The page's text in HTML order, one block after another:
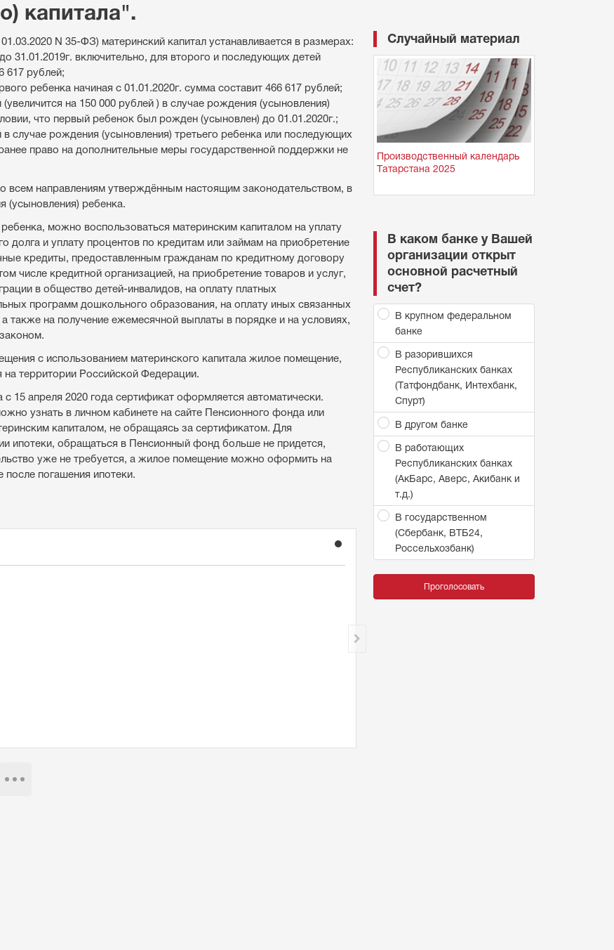
капитала".
N 35-ФЗ) материнский капитал устанавливается в размерах:
31.01.2019г. включительно, для второго и последующих детей
617 рублей;
ребенка начиная с 01.01.2020г. сумма составит 466 617 рублей;
на 150 000 рублей ) в случае рождения (усыновления)
что первый ребенок был рожден (усыновлен) до 01.01.2020г.;
в случае рождения (усыновления) третьего ребенка или последующих
право на дополнительные меры государственной поддержки не
всем направлениям утверждённым настоящим законодательством, в
(усыновления) ребенка.
можно воспользоваться материнским капиталом на уплату
долга и уплату процентов по кредитам или займам на приобретение
кредиты, предоставленным гражданам по кредитному договору
числе кредитной организацией, на приобретение товаров и услуг,
в общество детей-инвалидов, на оплату платных
программ дошкольного образования, на оплату иных связанных
также на получение ежемесячной выплаты в порядке и на условиях,
с использованием материнского капитала жилое помещение,
территории Российской Федерации.
15 апреля 2020 года сертификат оформляется автоматически.
узнать в личном кабинете на сайте Пенсионного фонда или
капиталом, не обращаясь за сертификатом. Для
ипотеки, обращаться в Пенсионный фонд больше не придется,
уже не требуется, а жилое помещение можно оформить на
погашения ипотеки.
Случайный материал
Производственный календарь
Татарстана 2025
В каком банке у Вашей
организации открыт
основной расчетный
счет?
В крупном федеральном
банке
В разорившихся
Республиканских банках
(Татфондбанк, Интехбанк,
Спурт)
В другом банке
В работающих
Республиканских банках
(АкБарс, Аверс, Акибанк и
т.д.)
В государственном
(Сбербанк, ВТБ24,
Россельхозбанк)
Проголосовать